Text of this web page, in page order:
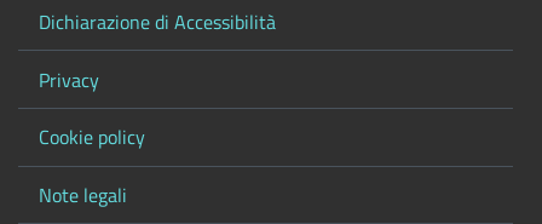
Dichiarazione di Accessibilità
Privacy
Cookie policy
Note legali